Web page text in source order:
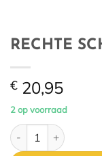
RECHTE
€ 20,95
2 op voorraad
RECHTE